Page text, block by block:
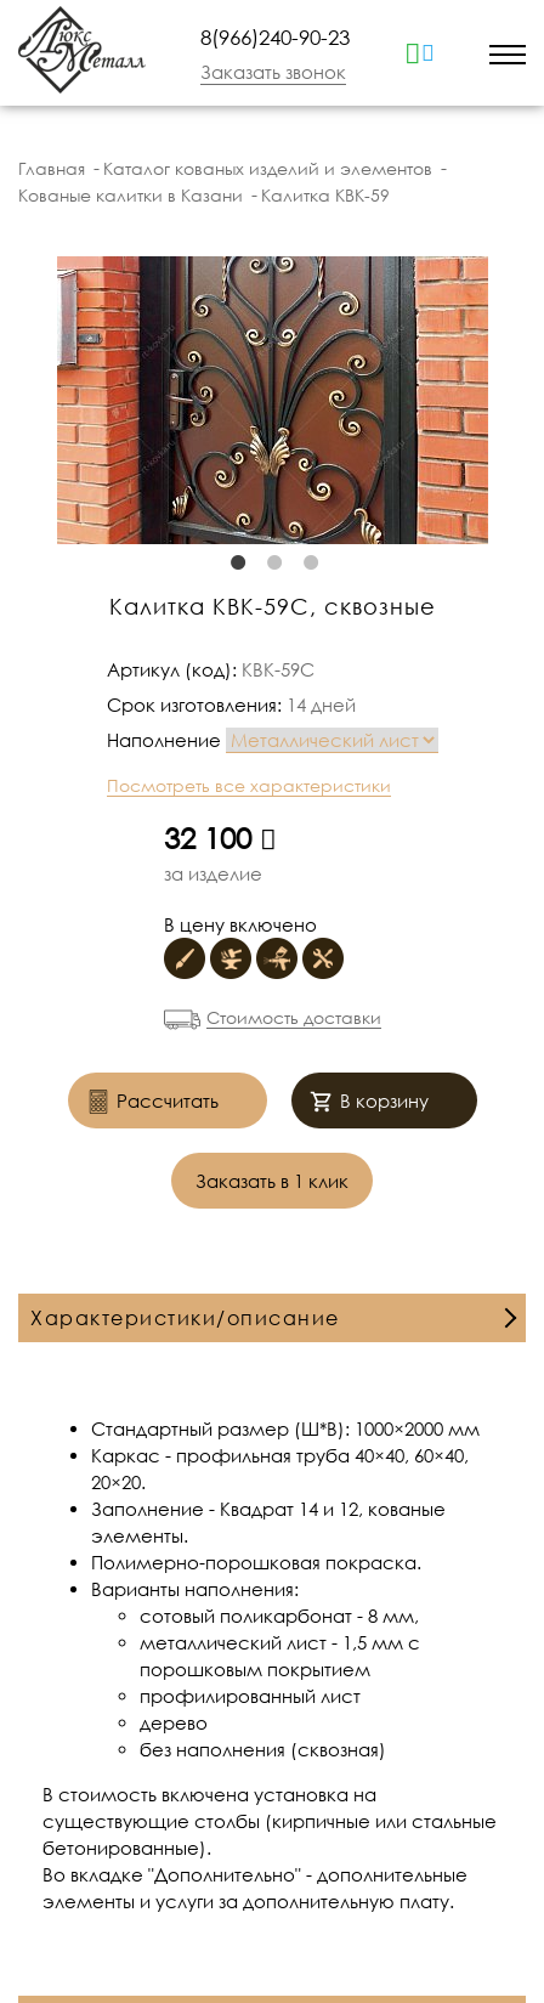
8(966)240-90-23
Заказать звонок
Главная
Каталог кованых изделий и элементов
Кованые калитки в Казани
Калитка КВК-59
Калитка КВК-59С, сквозные
Артикул (код): КВК-59С
Срок изготовления: 14 дней
Наполнение
Посмотреть все характеристики
32 100
руб.
за изделие
В цену включено
Стоимость доставки
Рассчитать В корзину
Заказать в 1 клик
Характеристики/описание
Стандартный размер (Ш*В): 1000×2000 мм
Каркас - профильная труба 40×40, 60×40,
20×20.
Заполнение - Квадрат 14 и 12, кованые
элементы.
Полимерно-порошковая покраска.
Варианты наполнения:
сотовый поликарбонат - 8 мм,
металлический лист - 1,5 мм с
порошковым покрытием
профилированный лист
дерево
без наполнения (сквозная)
В стоимость включена установка на
существующие столбы (кирпичные или стальные
бетонированные).
Во вкладке "Дополнительно" - дополнительные
элементы и услуги за дополнительную плату.